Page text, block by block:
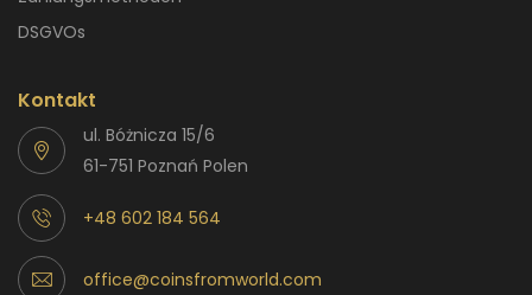
DSGVOs
Kontakt
ul. Bóżnicza 15/6
61-751 Poznań Polen
+48 602 184 564
office@coinsfromworld.com